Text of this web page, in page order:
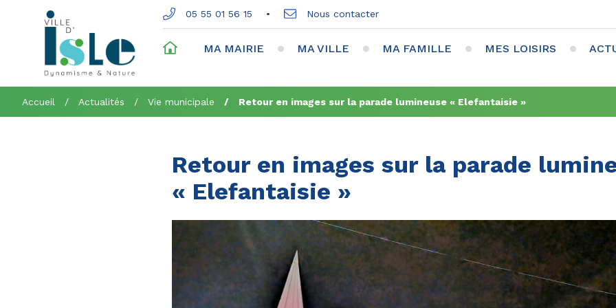
05 55 01 56 15 Nous contacter
ACCUEILMA MAIRIE MA VILLE MA FAMILLE MES LOISIRS
Accueil Actualités Vie municipale Retour en images sur la parade lumineuse « Elefantaisie »
Retour en images sur la parade
« Elefantaisie »